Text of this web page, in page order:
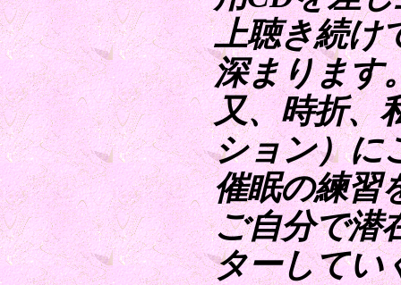
上聴き続け
深まります
又、時折、
ション）に
催眠の練習
ご自分で潜
ターしてい